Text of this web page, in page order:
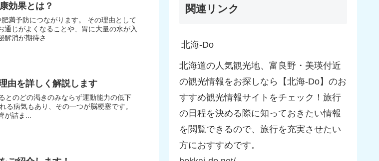
効果とは？
ながります。 その理由として
じがよくなることや、胃に大量の水が入
消が期待さ...
由を詳しく解説します
とのどの渇きのみならず運動能力の低下
が詰ま...
関連リンク
北海-Do
北海道の人気観光地、富良野・美瑛付近
の観光情報をお探しなら【北海-Do】のお
すすめ観光情報サイトをチェック！旅行
の日程を決める際に知っておきたい情報
を閲覧できるので、旅行を充実させたい
方におすすめです。